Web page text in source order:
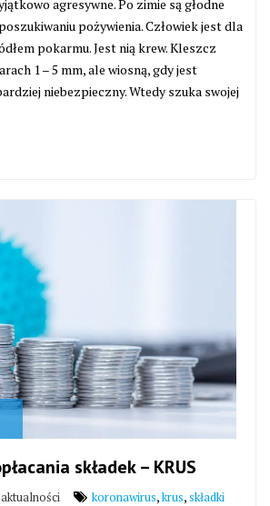
agresywne. Po zimie są głodne
pożywienia. Człowiek jest dla
pokarmu. Jest nią krew. Kleszcz
1 – 5 mm, ale wiosną, gdy jest
niebezpieczny. Wtedy szuka swojej
składek – KRUS
aktualności koronawirus,krus,składki